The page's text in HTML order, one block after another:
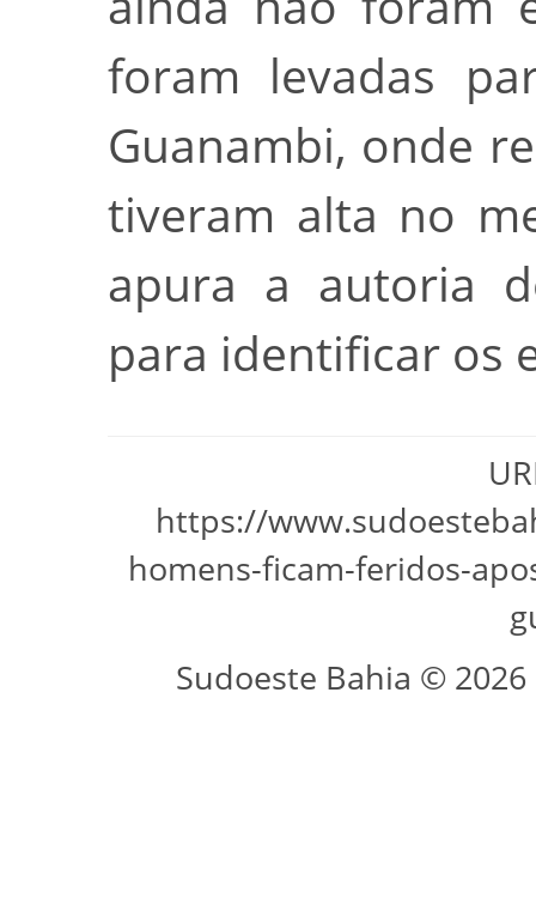
foram levadas
Guanambi, onde
tiveram alta no
apura a autoria
para identificar os
https://
homens-ficam-feridos-
Sudoeste Bahia ©